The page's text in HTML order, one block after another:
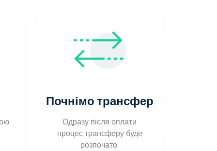
Почнімо трансфер
Одразу після оплати
процес трансферу буде
розпочато.